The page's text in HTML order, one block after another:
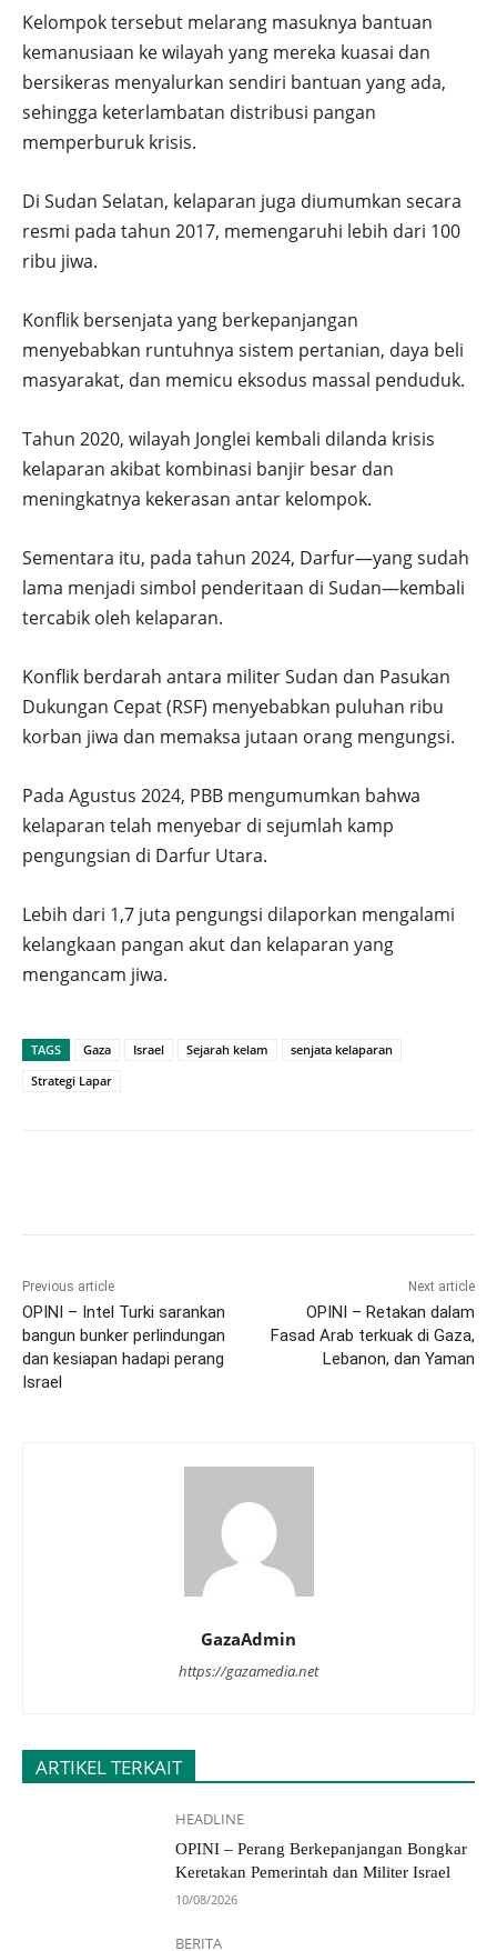
Kelompok tersebut melarang masuknya bantuan
kemanusiaan ke wilayah yang mereka kuasai dan
bersikeras menyalurkan sendiri bantuan yang ada,
sehingga keterlambatan distribusi pangan
memperburuk krisis.
Di Sudan Selatan, kelaparan juga diumumkan secara
resmi pada tahun 2017, memengaruhi lebih dari 100
ribu jiwa.
Konflik bersenjata yang berkepanjangan
menyebabkan runtuhnya sistem pertanian, daya beli
masyarakat, dan memicu eksodus massal penduduk.
Tahun 2020, wilayah Jonglei kembali dilanda krisis
kelaparan akibat kombinasi banjir besar dan
meningkatnya kekerasan antar kelompok.
Sementara itu, pada tahun 2024, Darfur—yang sudah
lama menjadi simbol penderitaan di Sudan—kembali
tercabik oleh kelaparan.
Konflik berdarah antara militer Sudan dan Pasukan
Dukungan Cepat (RSF) menyebabkan puluhan ribu
korban jiwa dan memaksa jutaan orang mengungsi.
Pada Agustus 2024, PBB mengumumkan bahwa
kelaparan telah menyebar di sejumlah kamp
pengungsian di Darfur Utara.
Lebih dari 1,7 juta pengungsi dilaporkan mengalami
kelangkaan pangan akut dan kelaparan yang
mengancam jiwa.
TAGS Gaza Israel Sejarah kelam
senjata kelaparan
Strategi Lapar
Previous article
OPINI – Intel Turki sarankan
bangun bunker perlindungan
dan kesiapan hadapi perang
Israel
Next article
OPINI – Retakan dalam
Fasad Arab terkuak di Gaza,
Lebanon, dan Yaman
GazaAdmin
https://gazamedia.net
ARTIKEL TERKAIT
HEADLINE
OPINI – Perang Berkepanjangan Bongkar
Keretakan Pemerintah dan Militer Israel
10/08/2026
BERITA